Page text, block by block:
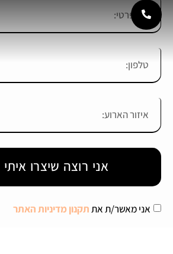
אני מאשר/ת אתתקנון מדיניות האתר
אני רוצה שיצרו